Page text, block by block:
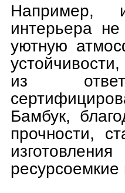
Например,
интерьера
уютную
из
Бамбук,
прочности,